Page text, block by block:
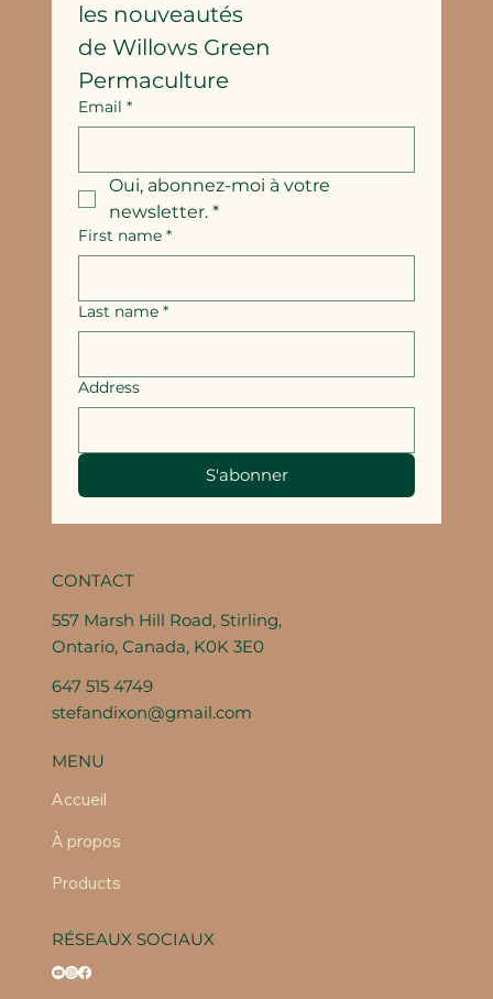
les nouveautés
de Willows Green
Permaculture
Email *
Oui, abonnez-moi à votre
newsletter. *
First name *
Last name *
Address
S'abonner
CONTACT
557 Marsh Hill Road, Stirling,
Ontario, Canada, K0K 3E0
647 515 4749
stefandixon@gmail.com
MENU
Accueil
À propos
Products
RÉSEAUX SOCIAUX